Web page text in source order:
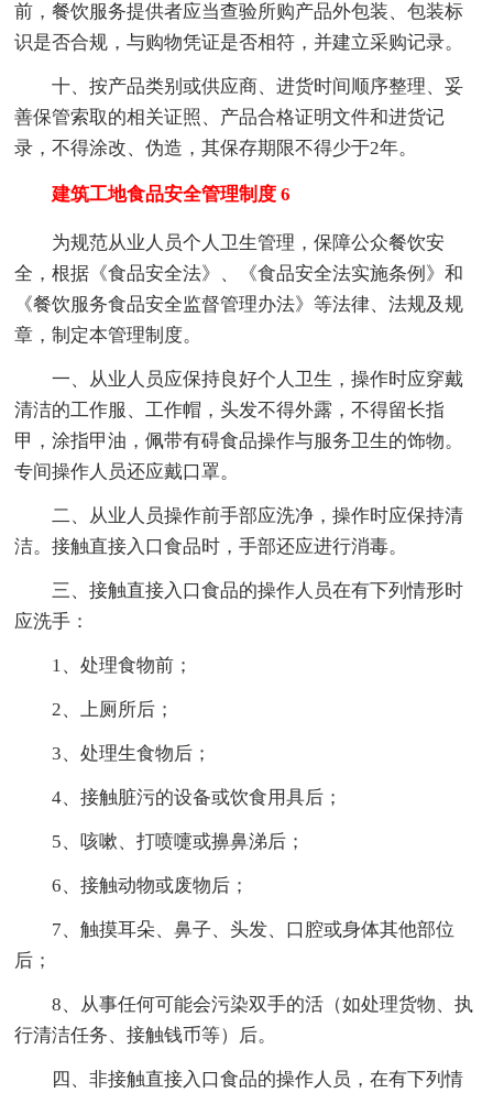
前，餐饮服务提供者应当查验所购产品外包装、包装标
识是否合规，与购物凭证是否相符，并建立采购记录。
十、按产品类别或供应商、进货时间顺序整理、妥
善保管索取的相关证照、产品合格证明文件和进货记
录，不得涂改、伪造，其保存期限不得少于2年。
建筑工地食品安全管理制度 6
为规范从业人员个人卫生管理，保障公众餐饮安
全，根据《食品安全法》、《食品安全法实施条例》和
《餐饮服务食品安全监督管理办法》等法律、法规及规
章，制定本管理制度。
一、从业人员应保持良好个人卫生，操作时应穿戴
清洁的工作服、工作帽，头发不得外露，不得留长指
甲，涂指甲油，佩带有碍食品操作与服务卫生的饰物。
专间操作人员还应戴口罩。
二、从业人员操作前手部应洗净，操作时应保持清
洁。接触直接入口食品时，手部还应进行消毒。
三、接触直接入口食品的操作人员在有下列情形时
应洗手：
1、处理食物前；
2、上厕所后；
3、处理生食物后；
4、接触脏污的设备或饮食用具后；
5、咳嗽、打喷嚏或擤鼻涕后；
6、接触动物或废物后；
7、触摸耳朵、鼻子、头发、口腔或身体其他部位
后；
8、从事任何可能会污染双手的活（如处理货物、执
行清洁任务、接触钱币等）后。
四、非接触直接入口食品的操作人员，在有下列情